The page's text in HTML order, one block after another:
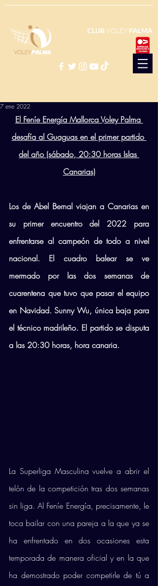
CLUBVOLEY PALMA
7 ene 2022
El Feníe Energía Mallorca Voley Palma
desafía al Guaguas en el primer partido
del año (sábado, 20:30 horas Islas
Canarias)
Los de Abel Bernal viajan a Canarias en
su primer encuentro del 2022 para
enfrentarse al campeón de todo a nivel
nacional. El cuadro balear se ve
mermado por las dos semanas de
cuarentena que tuvo que pasar el equipo
en Navidad. Sunny Wu, única baja para
el técnico madrileño. El partido se disputa
a las 20:30 horas, hora canaria.
La Superliga Masculina vuelve a abrir el
telón de la competición tras dos semanas
sin liga. Al Feníe Energía, precisamente, le
toca bailar con una pareja a la que ya se
ha enfrentado en dos ocasiones esta
temporada de manera oficial y en la que
ha demostrado poder competirle de tú a